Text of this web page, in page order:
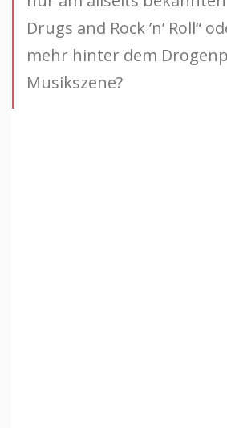
Drugs and Rock ’n’ Roll“
mehr hinter dem
Musikszene?